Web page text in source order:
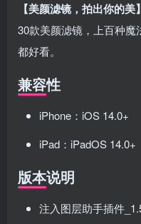
【美颜滤镜，拍出你的美】
30款美颜滤镜，上百种
都好看。
兼容性
iPhone：iOS 14.0+
iPad：iPadOS 14.0+
版本说明
注入图层助手插件